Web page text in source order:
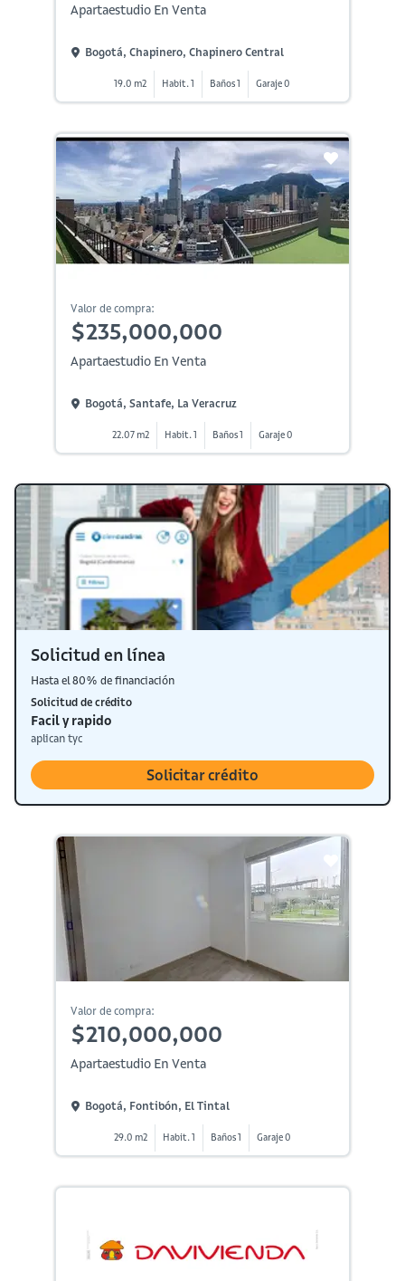
Apartaestudio En Venta
Bogotá, Chapinero, Chapinero Central
19.0 m2 Habit. 1 Baños 1 Garaje 0
Valor de compra:
$235,000,000
Apartaestudio En Venta
Bogotá, Santafe, La Veracruz
22.07 m2 Habit. 1 Baños 1 Garaje 0
Solicitud en línea
Hasta el 80% de financiación
Solicitud de crédito
Facil y rapido
aplican tyc
Solicitar crédito
Valor de compra:
$210,000,000
Apartaestudio En Venta
Bogotá, Fontibón, El Tintal
29.0 m2 Habit. 1 Baños 1 Garaje 0